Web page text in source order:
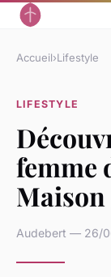
Accueil›Lifestyle
LIFESTYLE
femme
Maison
Audebert — 26/